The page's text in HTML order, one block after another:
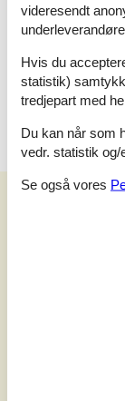
Nøgleinformation
Nøglen til
Nøglen
Dette hus er
Eksterne
videresendt
Hvis du
statistik)
tredjepart med
Du kan når som
vedr. statistik
Se også vores